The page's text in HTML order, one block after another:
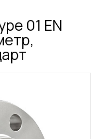
01 EN